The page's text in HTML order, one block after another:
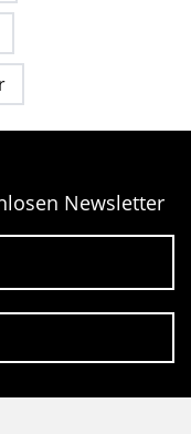
Newsletter